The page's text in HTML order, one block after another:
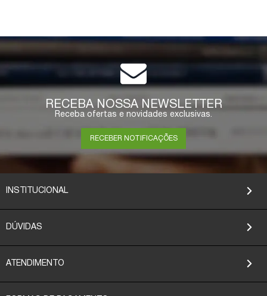
RECEBA NOSSA NEWSLETTER
Receba ofertas e novidades exclusivas.
RECEBER NOTIFICAÇÕES
INSTITUCIONAL
DÚVIDAS
ATENDIMENTO